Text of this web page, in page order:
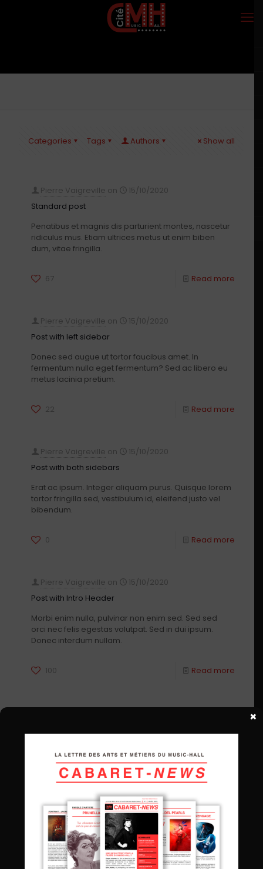
Categories Tags Authors Show all
Pierre Vaigreville on
15/10/2020
Standard post
Penatibus et magnis dis parturient montes, nascetur
ridiculus mus. Etiam ultrices metus ut enim biben
dum, vitae fringilla.
67 Read more
Pierre Vaigreville on
15/10/2020
Post with left sidebar
Donec sed augue ut tortor faucibus amet. In
fermentum nulla eget fermentum? Sed ac libero eu
metus lacinia pretium.
22 Read more
Pierre Vaigreville on
15/10/2020
Post with both sidebars
Erat ac ipsum. Integer aliquam purus. Quisque lorem
tortor fringilla sed, vestibulum id, eleifend justo vel
bibendum.
0 Read more
Pierre Vaigreville on
15/10/2020
Post with Intro Header
Morbi enim nulla, pulvinar non enim sed. Sed sed
orci nec felis egestas volutpat. Sed in dui ipsum.
Donec interdum nullam.
100 Read more
nullam a pellentesque dui, non felis. Maecenas
malesuada elit lectus dolor tellus aliquet. Donec
lobortis sagittis nisl, et nullam. Etiam placerat
sodales varius arcu.
Morbi imperdiet placerat mi in volutpat. Donec
lobortis sagittis nisl, et nullam. Etiam placerat
sodales varius arcu.
×